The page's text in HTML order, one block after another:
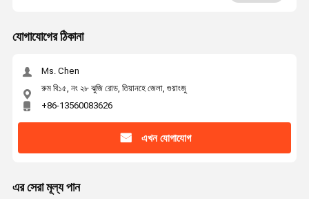
যোগাযোগের ঠিকানা
Ms. Chen
রুম বি১৫, নং ২৮ ঝুজি রোড, তিয়ানহে জেলা, গুয়াংজু
+86-13560083626
এখন যোগাযোগ
এর সেরা মূল্য পান